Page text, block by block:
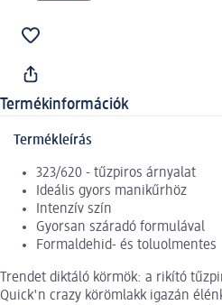
Termékinformációk
Termékleírás
323/620 - tűzpiros árnyalat
Ideális gyors manikűrhöz
Intenzív szín
Gyorsan száradó formulával
Formaldehid- és toluolmentes
Trendet diktáló körmök: a rikító
Quick'n crazy körömlakk igazán